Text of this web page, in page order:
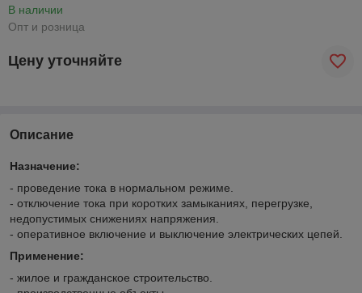
В наличии
Опт и розница
Цену уточняйте
Описание
Назначение:
- проведение тока в нормальном режиме.
- отключение тока при коротких замыканиях, перегрузке,
недопустимых снижениях напряжения.
- оперативное включение и выключение электрических цепей.
Применение:
- жилое и гражданское строительство.